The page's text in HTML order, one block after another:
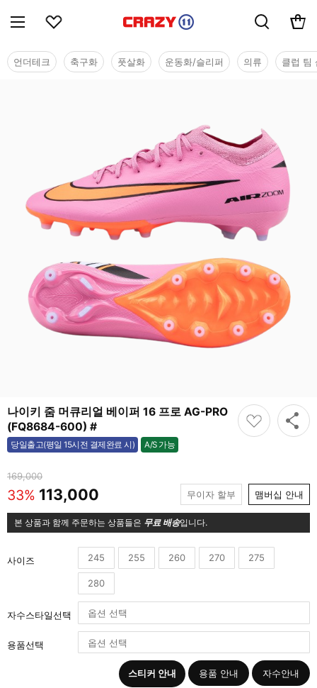
언더테크 축구화 풋살화 운동화/슬리퍼 의류 클럽 팀
나이키 줌 머큐리얼 베이퍼 16 프로 AG-PRO
(FQ8684-600) #
당일출고(평일 15시전 결제완료 시) A/S 가능
가능
169,000
33% 113,000 무이자 할부 맴버십 안내
본 상품과 함께 주문하는 상품들은 무료 배송입니다.
사이즈 245 255 260 270 275
280
자수스타일선택
용품선택
스티커 안내 용품 안내 자수안내